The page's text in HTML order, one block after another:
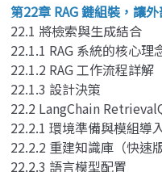
第22章 RAG 鏈組裝，讓
22.1 將檢索與生成結合
22.1.1 RAG 系統的核心理
22.1.2 RAG 工作流程詳解
22.1.3 設計決策
22.2 LangChain
22.2.1 環境準備與模組導
22.2.2 重建知識庫（快速版
22.2.3 語言模型配置